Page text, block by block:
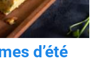
d’été